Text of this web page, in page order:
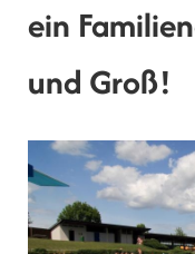
ein
und Groß!